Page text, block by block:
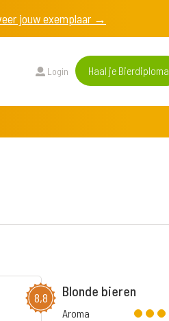
jouw exemplaar →
Login Haal je Bierdiploma
8,8 Blonde bieren
Aroma